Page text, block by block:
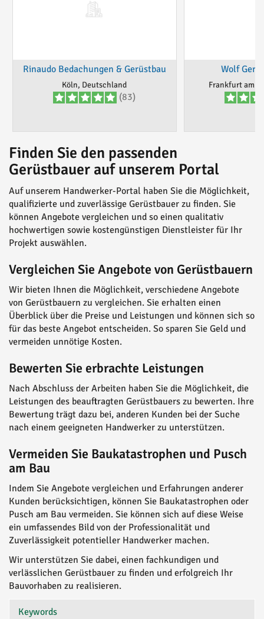
Rinaudo Bedachungen & Gerüstbau
Köln, Deutschland
(83)
Wolf
Frankfurt am
Finden Sie den passenden
Gerüstbauer auf unserem Portal
Auf unserem Handwerker-Portal haben Sie die Möglichkeit,
qualifizierte und zuverlässige Gerüstbauer zu finden. Sie
können Angebote vergleichen und so einen qualitativ
hochwertigen sowie kostengünstigen Dienstleister für Ihr
Projekt auswählen.
Vergleichen Sie Angebote von Gerüstbauern
Wir bieten Ihnen die Möglichkeit, verschiedene Angebote
von Gerüstbauern zu vergleichen. Sie erhalten einen
Überblick über die Preise und Leistungen und können sich so
für das beste Angebot entscheiden. So sparen Sie Geld und
vermeiden unnötige Kosten.
Bewerten Sie erbrachte Leistungen
Nach Abschluss der Arbeiten haben Sie die Möglichkeit, die
Leistungen des beauftragten Gerüstbauers zu bewerten. Ihre
Bewertung trägt dazu bei, anderen Kunden bei der Suche
nach einem geeigneten Handwerker zu unterstützen.
Vermeiden Sie Baukatastrophen und Pusch
am Bau
Indem Sie Angebote vergleichen und Erfahrungen anderer
Kunden berücksichtigen, können Sie Baukatastrophen oder
Pusch am Bau vermeiden. Sie können sich auf diese Weise
ein umfassendes Bild von der Professionalität und
Zuverlässigkeit potentieller Handwerker machen.
Wir unterstützen Sie dabei, einen fachkundigen und
verlässlichen Gerüstbauer zu finden und erfolgreich Ihr
Bauvorhaben zu realisieren.
Keywords